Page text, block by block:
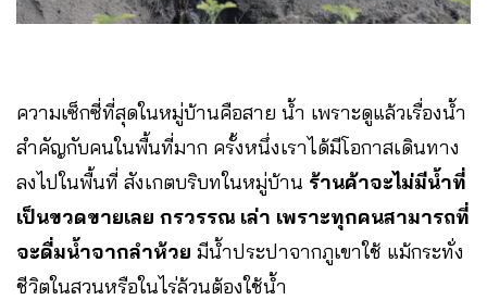
ความเซ็กซี่ที่สุดในหมู่บ้านคือสาย น้ำ เพราะดูแล้วเรื่องน้ำ
สำคัญกับคนในพื้นที่มาก ครั้งหนึ่งเราได้มีโอกาสเดินทาง
ลงไปในพื้นที่ สังเกตบริบทในหมู่บ้าน ร้านค้าจะไม่มีน้ำที่
เป็นขวดขายเลย กรวรรณ เล่า เพราะทุกคนสามารถที่
จะดื่มน้ำจากลำห้วย มีน้ำประปาจากภูเขาใช้ แม้กระทั่ง
ชีวิตในสวนหรือในไร่ล้วนต้องใช้น้ำ